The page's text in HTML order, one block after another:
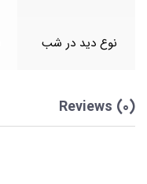
نوع دید در شب
Reviews (0)